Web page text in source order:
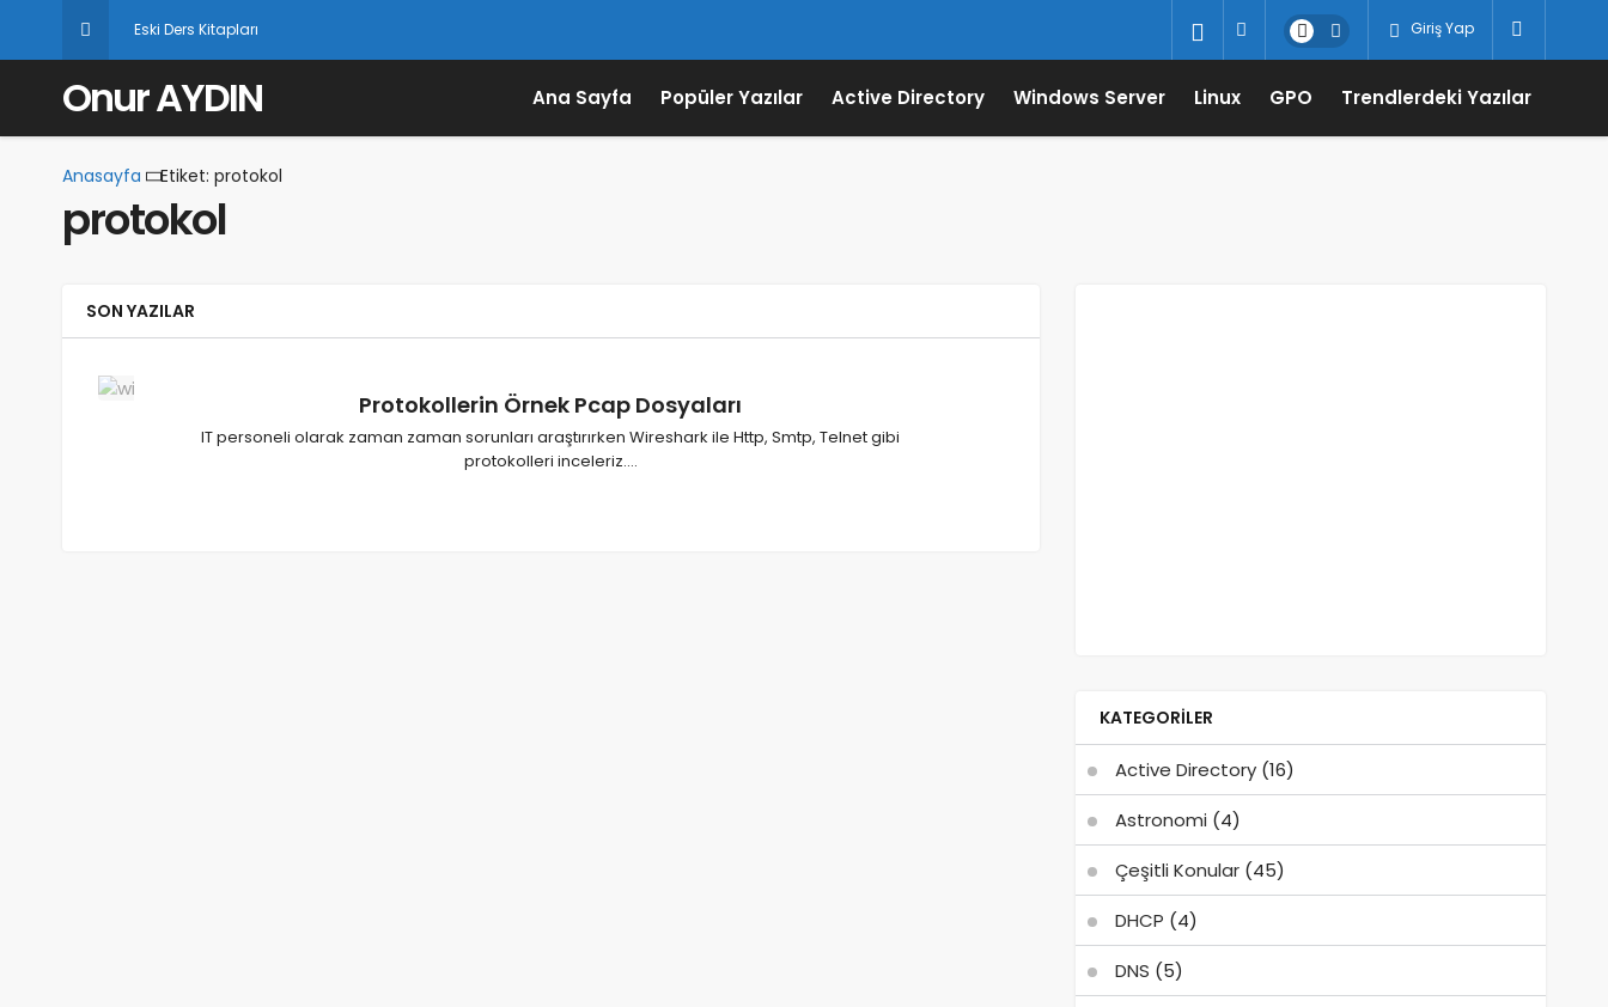
Eski Ders Kitapları Giriş Yap
Onur AYDIN Ana Sayfa Popüler Yazılar Active Directory Windows Server Linux GPO Trendlerdeki Yazılar
Anasayfa Etiket: protokol
protokol
SON YAZILAR
Protokollerin Örnek Pcap Dosyaları
IT personeli olarak zaman zaman sorunları araştırırken Wireshark ile Http, Smtp, Telnet gibi
protokolleri inceleriz.…
KATEGORILER
Active Directory(16)
Astronomi (4)
Çeşitli Konular(45)
DHCP (4)
DNS (5)